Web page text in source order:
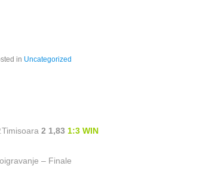
in Uncategorized
2 1,83 1:3 WIN
– Finale